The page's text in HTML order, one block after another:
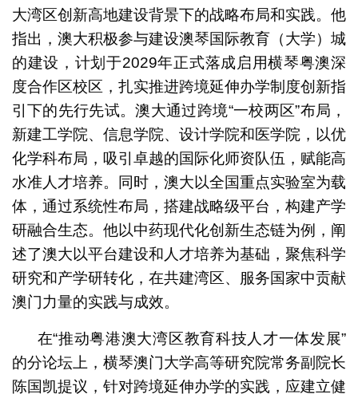
大湾区创新高地建设背景下的战略布局和实践。他
指出，澳大积极参与建设澳琴国际教育（大学）城
的建设，计划于2029年正式落成启用横琴粤澳深
度合作区校区，扎实推进跨境延伸办学制度创新指
引下的先行先试。澳大通过跨境“一校两区”布局，
新建工学院、信息学院、设计学院和医学院，以优
化学科布局，吸引卓越的国际化师资队伍，赋能高
水准人才培养。同时，澳大以全国重点实验室为载
体，通过系统性布局，搭建战略级平台，构建产学
研融合生态。他以中药现代化创新生态链为例，阐
述了澳大以平台建设和人才培养为基础，聚焦科学
研究和产学研转化，在共建湾区、服务国家中贡献
澳门力量的实践与成效。
在“推动粤港澳大湾区教育科技人才一体发展”
的分论坛上，横琴澳门大学高等研究院常务副院长
陈国凯提议，针对跨境延伸办学的实践，应建立健